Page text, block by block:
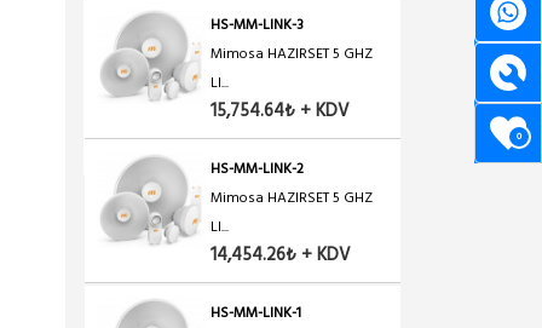
0
HS-MM-LINK-3
Mimosa HAZIRSET 5 GHZ
LI...
15,754.64₺ + KDV
HS-MM-LINK-2
Mimosa HAZIRSET 5 GHZ
LI...
14,454.26₺ + KDV
HS-MM-LINK-1